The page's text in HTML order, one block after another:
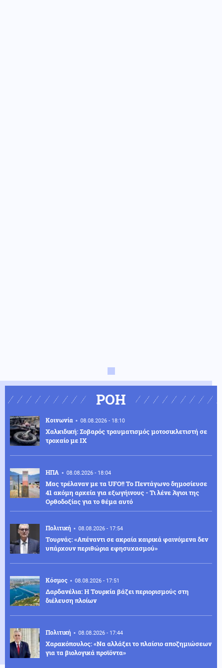
ΡΟΗ
Κοινωνία 08.08.2026 - 18:10
Χαλκιδική: Σοβαρός τραυματισμός μοτοσικλετιστή σε
τροχαίο με ΙΧ
ΗΠΑ 08.08.2026 - 18:04
Μας τρέλαναν με τα UFO!! Το Πεντάγωνο δημοσίευσε
41 ακόμη αρχεία για εξωγήινους - Τι λένε Άγιοι της
Ορθοδοξίας για το θέμα αυτό
Πολιτική 08.08.2026 - 17:54
Τουρνάς: «Απέναντι σε ακραία καιρικά φαινόμενα δεν
υπάρχουν περιθώρια εφησυχασμού»
Κόσμος 08.08.2026 - 17:51
Δαρδανέλια: Η Τουρκία βάζει περιορισμούς στη
διέλευση πλοίων
Πολιτική 08.08.2026 - 17:44
Χαρακόπουλος: «Να αλλάξει το πλαίσιο αποζημιώσεων
για τα βιολογικά προϊόντα»